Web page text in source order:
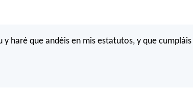
haré que andéis en mis estatutos, y que cumpláis